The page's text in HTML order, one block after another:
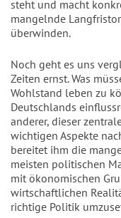
steht und macht
mangelnde
überwinden.
Noch geht es uns
Zeiten ernst. Was
Wohlstand leben zu
Deutschlands
anderer, dieser
wichtigen Aspekte
bereitet ihm die
meisten politischen
mit ökonomischen
wirtschaftlichen
richtige Politik